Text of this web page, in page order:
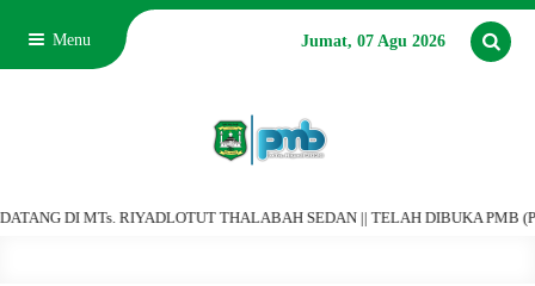
Menu Jumat, 07 Agu 2026
DI MTs. RIYADLOTUT THALABAH SEDAN || TELAH DIBUKA PMB